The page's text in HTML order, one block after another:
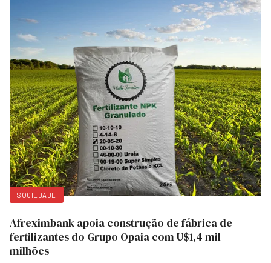
SOCIEDADE
Afreximbank apoia construção de fábrica de
fertilizantes do Grupo Opaia com U$1,4 mil
milhões